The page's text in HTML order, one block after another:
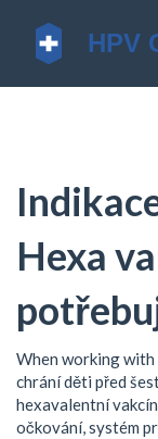
Hexa
When working with
chrání děti před
hexavalentní
očkování,systém